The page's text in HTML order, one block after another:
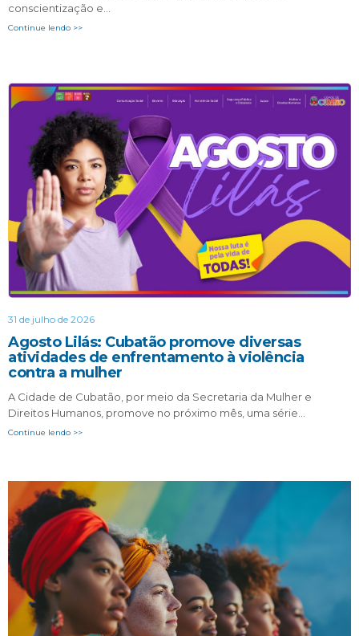
conscientização e…
Continue lendo >>
31 de julho de 2026
Agosto Lilás: Cubatão promove diversas
atividades de enfrentamento à violência
contra a mulher
A Cidade de Cubatão, por meio da Secretaria da Mulher e
Direitos Humanos, promove no próximo mês, uma série…
Continue lendo >>